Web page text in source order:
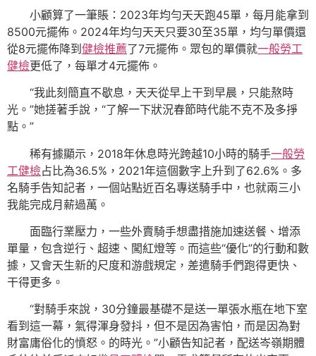
小顧算了一筆賬：2023年均勻天天跑45單，每月能拿到
8500元擺佈。2024年均勻天天只要30至35單，均勻單價還
從8元擺佈降到健檢推薦了7元擺佈。眾包的單價就一般勞工
健檢更低了，每單才4元擺佈。
“我此刻簡直不歇息，天天從早上干到早晨，只能熬時
光。”她搓著手說，“了解一下狀況春節時代能不克不及多掙
點。”
稀有據顯示，2018年休息時光跨越10小時的騎手一般勞
工健檢占比為36.5%，2021年這個數字上升到了62.6%。多
名騎手告知記者，一個站點近百名專送騎手中，也就兩三小
我能完成月薪過萬。
面臨行業壓力，一些外賣騎手想盡措施加速送餐、增添
單量，包含逆行、超速、闖紅燈等。而這些“優化”的行動和數
據，又會天生新的尺度和游戲規定，差遣騎手們跑得更快、
干得更多。
“對騎手來說，30分鐘最基礎不是送一單張水瓶在地下室
看到這一幕，氣得渾身發抖，但不是因為害怕，而是因為對
財富庸俗化的憤怒。的時光。”小顧告知記者，配送岑嶺期體